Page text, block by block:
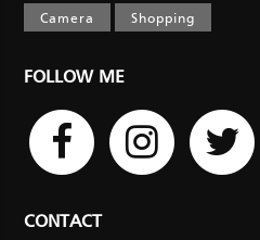
Camera
Shopping
FOLLOW ME
CONTACT